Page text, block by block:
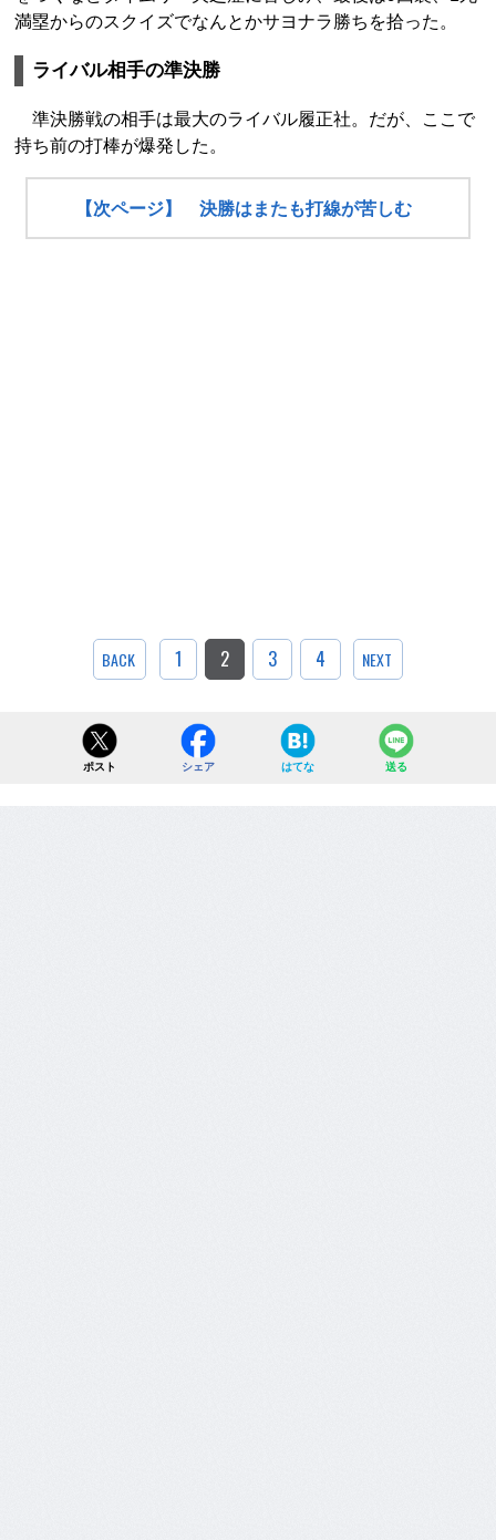
満塁からのスクイズでなんとかサヨナラ勝ちを拾った。
ライバル相手の準決勝
準決勝戦の相手は最大のライバル履正社。だが、ここで
持ち前の打棒が爆発した。
【次ページ】 決勝はまたも打線が苦しむ
BACK 1 2 3 4 NEXT
ポスト シェア はてな 送る